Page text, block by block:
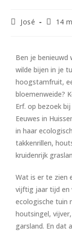
José 14
Ben je benieuwd
wilde bijen in je
hoogstamfruit,
bloemenweide?
Erf. op bezoek
Eeuwes in
in haar
takkenrillen,
kruidenrijk
Wat is er te zien
vijftig jaar tijd en
ecologische tuin
houtsingel,
garsland. En dat